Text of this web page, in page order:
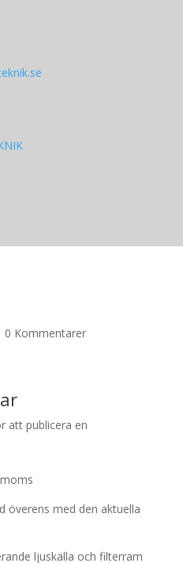
0 Kommentarer
att publicera en
överens med den aktuella
ljuskälla och filterram